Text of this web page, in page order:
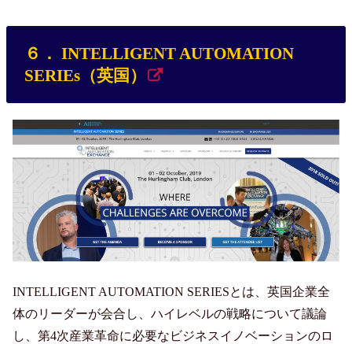
６． INTELLIGENT AUTOMATION
SERIEs（英国）
INTELLIGENT AUTOMATION SERIESとは、英国企業全
体のリーダーが会合し、ハイレベルの戦略について議論
し、第4次産業革命に必要なビジネスイノベーションのロ